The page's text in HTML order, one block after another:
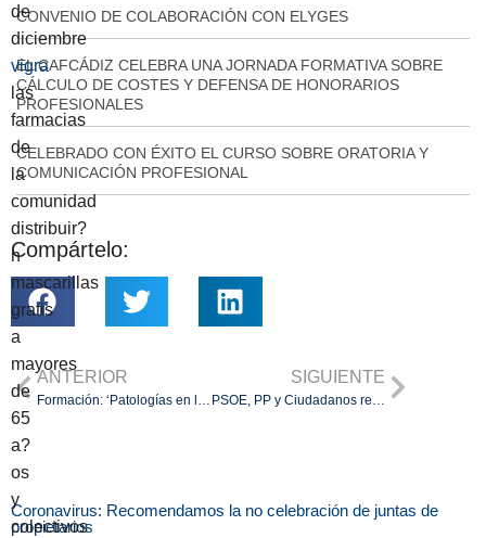
de
diciembre
vigra
las
farmacias
de
la
comunidad
distribuir?
n
mascarillas
gratis
a
mayores
de
65
a?
os
y
colectivos
CONVENIO DE COLABORACIÓN CON ELYGES
EL CAFCÁDIZ CELEBRA UNA JORNADA FORMATIVA SOBRE
CÁLCULO DE COSTES Y DEFENSA DE HONORARIOS
PROFESIONALES
CELEBRADO CON ÉXITO EL CURSO SOBRE ORATORIA Y
COMUNICACIÓN PROFESIONAL
Compártelo:
ANTERIOR
Formación: ‘Patologías en los edificios por acción del agua’
SIGUIENTE
PSOE, PP y Ciudadanos recogen las propuestas de los Administradores de Fincas
Coronavirus: Recomendamos la no celebración de juntas de
propietarios